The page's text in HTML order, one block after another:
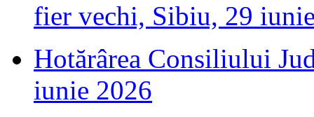
fier vechi, Sibiu, 29
Hotărârea Consiliului
iunie 2026